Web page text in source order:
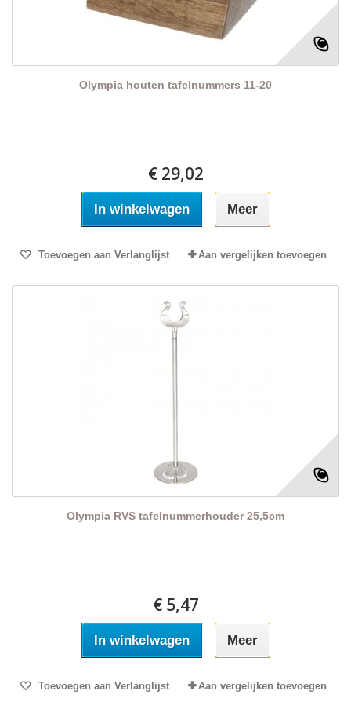
Olympia houten tafelnummers 11-20
€ 29,02
In winkelwagen Meer
Toevoegen aan Verlanglijst Aan vergelijken toevoegen
Olympia RVS tafelnummerhouder 25,5cm
€ 5,47
In winkelwagen Meer
Toevoegen aan Verlanglijst Aan vergelijken toevoegen